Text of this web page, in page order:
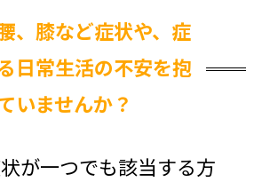
、膝など症状や、症
日常生活の不安を抱
いませんか？
が一つでも該当する方